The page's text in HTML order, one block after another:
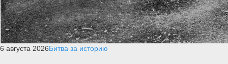
6 августа 2026Битва за историю